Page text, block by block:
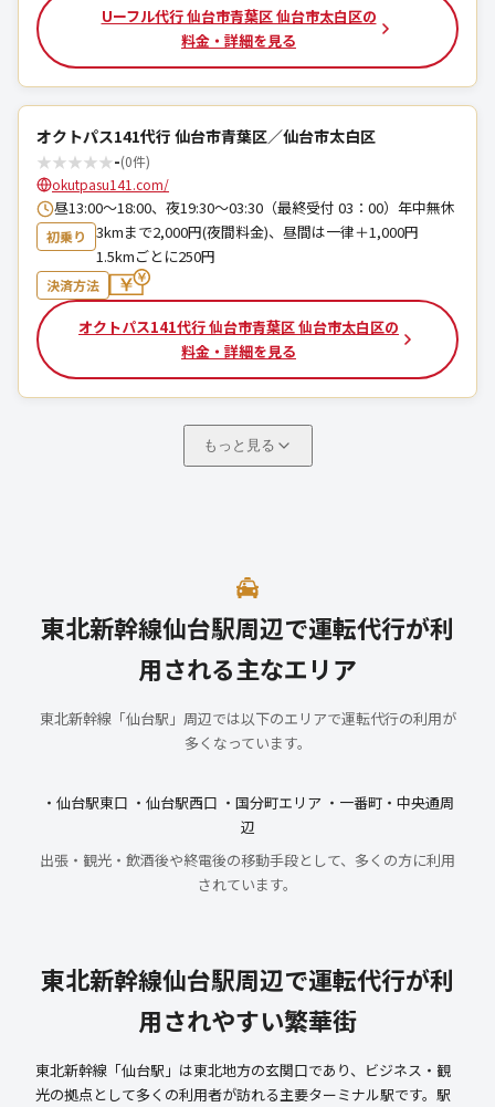
Uーフル代行 仙台市青葉区 仙台市太白区の
料金・詳細を見る
オクトパス141代行 仙台市青葉区／仙台市太白区
★★★★★-(0件)
okutpasu141.com/
昼13:00～18:00、夜19:30～03:30（最終受付 03：00）年中無休
初乗り
3kmまで2,000円(夜間料金)、昼間は一律＋1,000円
1.5kmごとに250円
決済方法
オクトパス141代行 仙台市青葉区 仙台市太白区の
料金・詳細を見る
もっと見る
東北新幹線仙台駅周辺で運転代行が利
用される主なエリア
東北新幹線「仙台駅」周辺では以下のエリアで運転代行の利用が
多くなっています。
・仙台駅東口 ・仙台駅西口 ・国分町エリア ・一番町・中央通周
辺
出張・観光・飲酒後や終電後の移動手段として、多くの方に利用
されています。
東北新幹線仙台駅周辺で運転代行が利
用されやすい繁華街
東北新幹線「仙台駅」は東北地方の玄関口であり、ビジネス・観
光の拠点として多くの利用者が訪れる主要ターミナル駅です。駅